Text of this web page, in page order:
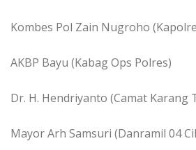
Kombes Pol Zain Nugroho
AKBP Bayu (Kabag Ops Polres)
Dr. H. Hendriyanto (Camat Karang
Mayor Arh Samsuri (Danramil 04